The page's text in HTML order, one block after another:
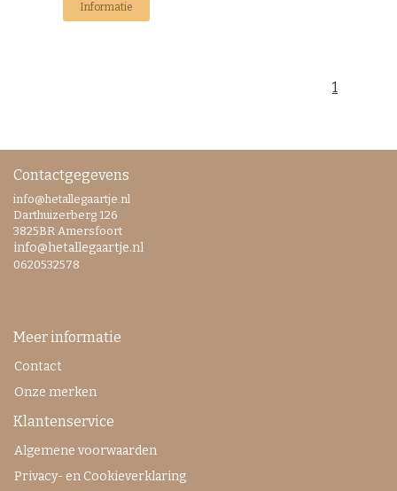
Informatie
1
Contactgegevens
info@hetallegaartje.nl
Darthuizerberg 126
3825BR Amersfoort
info@hetallegaartje.nl
0620532578
Meer informatie
Contact
Onze merken
Klantenservice
Algemene voorwaarden
Privacy- en Cookieverklaring